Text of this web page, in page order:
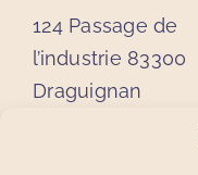
124 Passage de
l’industrie 83300
Draguignan